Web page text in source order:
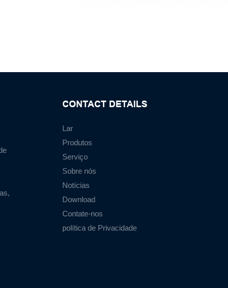
CONTACT DETAILS
Lar
Produtos
Serviço
Sobre nós
Notícias
Download
Contate-nos
política de Privacidade